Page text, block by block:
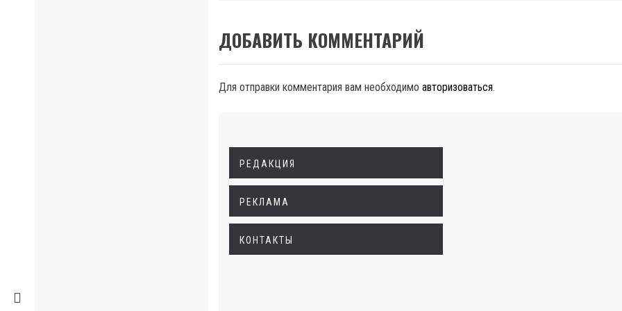
ДОБАВИТЬ КОММЕНТАРИЙ
Для отправки комментария вам необходимо авторизоваться.
РЕДАКЦИЯ
РЕКЛАМА
КОНТАКТЫ